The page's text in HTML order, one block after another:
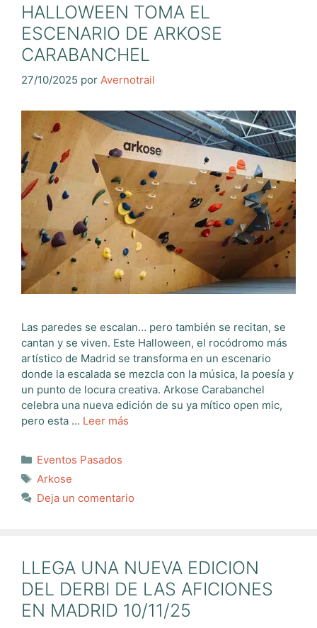
HALLOWEEN TOMA EL
ESCENARIO DE ARKOSE
CARABANCHEL
27/10/2025 por Avernotrail
Las paredes se escalan… pero también se recitan, se
cantan y se viven. Este Halloween, el rocódromo más
artístico de Madrid se transforma en un escenario
donde la escalada se mezcla con la música, la poesía y
un punto de locura creativa. Arkose Carabanchel
celebra una nueva edición de su ya mítico open mic,
pero esta … Leer más
Categorías
Eventos Pasados
Etiquetas
Arkose
Deja un comentario
LLEGA UNA NUEVA EDICION
DEL DERBI DE LAS AFICIONES
EN MADRID 10/11/25